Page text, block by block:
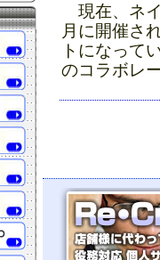
現在、ネ
月に開催さ
トになって
のコラボレ